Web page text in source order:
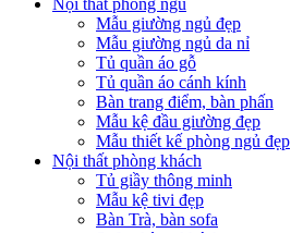
Nội thất phòng ngủ
Mẫu giường ngủ đẹp
Mẫu giường ngủ da nỉ
Tủ quần áo gỗ
Tủ quần áo cánh kính
Bàn trang điểm, bàn phấn
Mẫu kệ đầu giường đẹp
Mẫu thiết kế phòng ngủ đẹp
Nội thất phòng khách
Tủ giầy thông minh
Mẫu kệ tivi đẹp
Bàn Trà, bàn sofa